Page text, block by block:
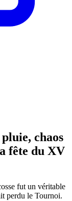
chaos
fête du XV
fut un véritable
perdu le Tournoi.